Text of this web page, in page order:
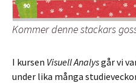
Kommer denne stackars
I kursen Visuell Analysgår vi
under lika många